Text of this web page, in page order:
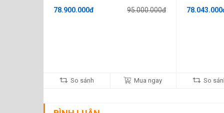
78.900.000đ 95.000.000đ
So sánh Mua ngay So